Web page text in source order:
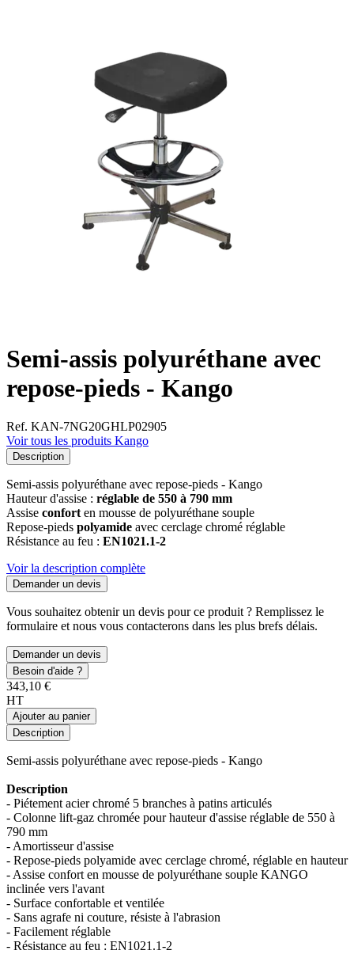
Semi-assis polyuréthane avec
repose-pieds - Kango
Ref. KAN-7NG20GHLP02905
Voir tous les produits Kango
Description
Semi-assis polyuréthane avec repose-pieds - Kango
Hauteur d'assise : réglable de 550 à 790 mm
Assise confort en mousse de polyuréthane souple
Repose-pieds polyamide avec cerclage chromé réglable
Résistance au feu : EN1021.1-2
Voir la description complète
Demander un devis
Vous souhaitez obtenir un devis pour ce produit ? Remplissez le
formulaire et nous vous contacterons dans les plus brefs délais.
Demander un devis
Besoin d'aide ?
343,10 €
HT
Ajouter au panier
Description
Semi-assis polyuréthane avec repose-pieds - Kango
Description
- Piétement acier chromé 5 branches à patins articulés
- Colonne lift-gaz chromée pour hauteur d'assise réglable de 550 à
790 mm
- Amortisseur d'assise
- Repose-pieds polyamide avec cerclage chromé, réglable en hauteur
- Assise confort en mousse de polyuréthane souple KANGO
inclinée vers l'avant
- Surface confortable et ventilée
- Sans agrafe ni couture, résiste à l'abrasion
- Facilement réglable
- Résistance au feu : EN1021.1-2